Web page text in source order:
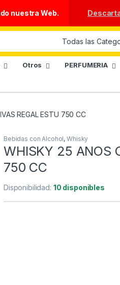
nuestra Web.
Otros PERFUMERIA
REGAL ESTU 750 CC
Bebidas con Alcohol,Whisky
WHISKY 25 ANOS
750 CC
Disponibilidad: 10 disponibles